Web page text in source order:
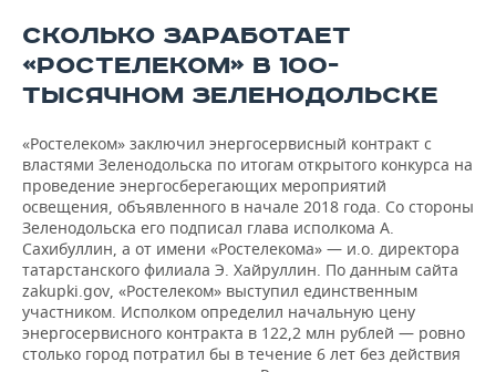
СКОЛЬКО ЗАРАБОТАЕТ
«РОСТЕЛЕКОМ» В 100-
ТЫСЯЧНОМ ЗЕЛЕНОДОЛЬСКЕ
«Ростелеком» заключил энергосервисный контракт с
властями Зеленодольска по итогам открытого конкурса на
проведение энергосберегающих мероприятий
освещения, объявленного в начале 2018 года. Со стороны
Зеленодольска его подписал глава исполкома А.
Сахибуллин, а от имени «Ростелекома» — и.о. директора
татарстанского филиала Э. Хайруллин. По данным сайта
zakupki.gov, «Ростелеком» выступил единственным
участником. Исполком определил начальную цену
энергосервисного контракта в 122,2 млн рублей — ровно
столько город потратил бы в течение 6 лет без действия